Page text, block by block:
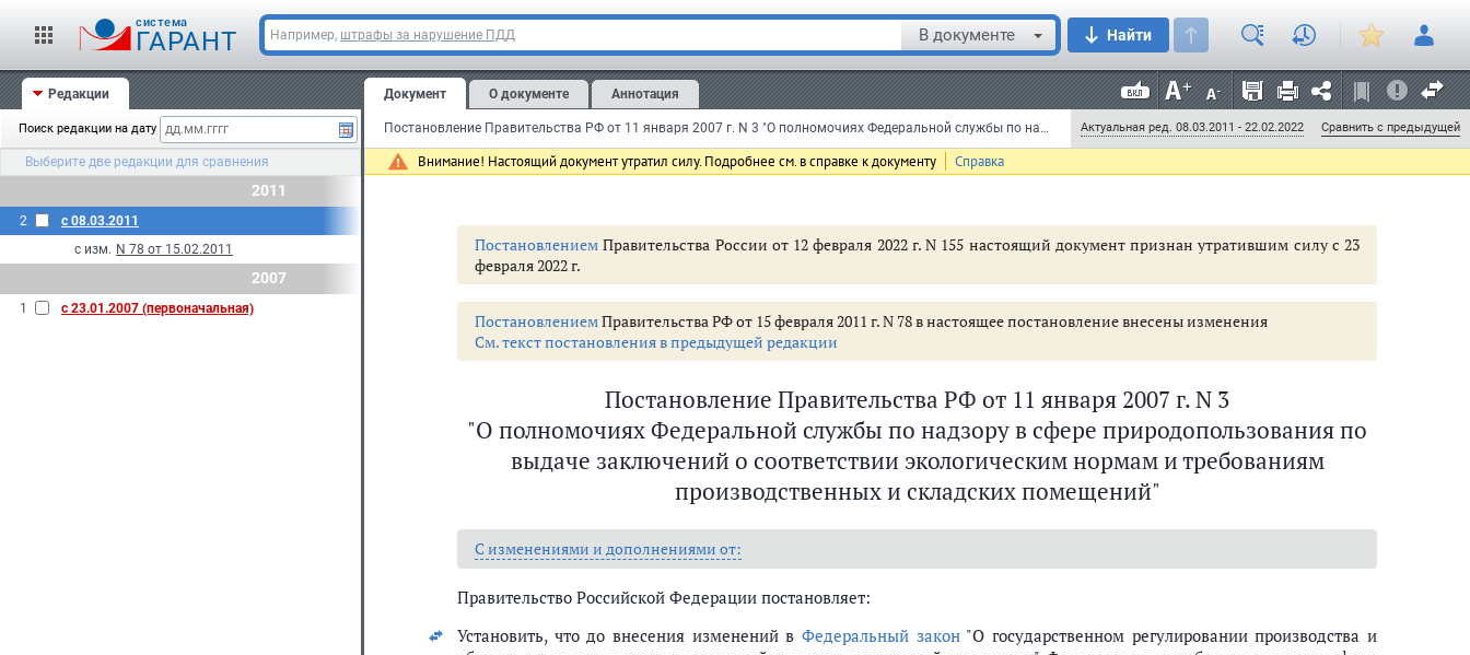
cистема
ГАРАНТ Например, штрафы за нарушение ПДД В документе Найти
Редакции
Поиск редакции на дату
Выберите две редакции для сравнения
2011
2
с 08.03.2011
с изм. N 78 от 15.02.2011
2007
1 с 23.01.2007 (первоначальная)
Документ О документе Аннотация
Постановление Правительства РФ от 11 января 2007 г. N 3 "О полномочиях Федеральной службы по надзору в сфере природопользования по выдаче заключений о соответствии экологическим нормам и требованиям производственных и складских помещений" (с изменениями и дополнениями) (документ утратил силу) Актуальная ред. 08.03.2011 - 22.02.2022 Сравнить с предыдущей
Внимание! Настоящий документ утратил силу. Подробнее см. в справке к документу Справка
Постановлением Правительства России от 12 февраля 2022 г. N 155 настоящий документ признан утратившим силу с 23
февраля 2022 г.
ПостановлениемПравительства РФ от 15 февраля 2011 г. N 78 в настоящее постановление внесены изменения
См. текст постановления в предыдущей редакции
Постановление Правительства РФ от 11 января 2007 г. N 3
"О полномочиях Федеральной службы по надзору в сфере природопользования по
выдаче заключений о соответствии экологическим нормам и требованиям
производственных и складских помещений"
С изменениями и дополнениями от:
Правительство Российской Федерации постановляет:
Установить, что до внесения изменений в Федеральный закон"О государственном регулировании производства и